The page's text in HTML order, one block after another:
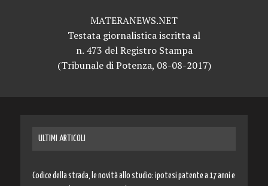
MATERANEWS.NET
Testata giornalistica iscritta al
n. 473 del Registro Stampa
(Tribunale di Potenza, 08-08-2017)
ULTIMI ARTICOLI
Codice della strada, le novità allo studio: ipotesi patente a 17 anni e